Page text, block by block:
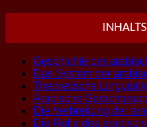
Geschichte der
Das System der
Theoretische
Arabische
Die Verbreitung der
Die Rolle des